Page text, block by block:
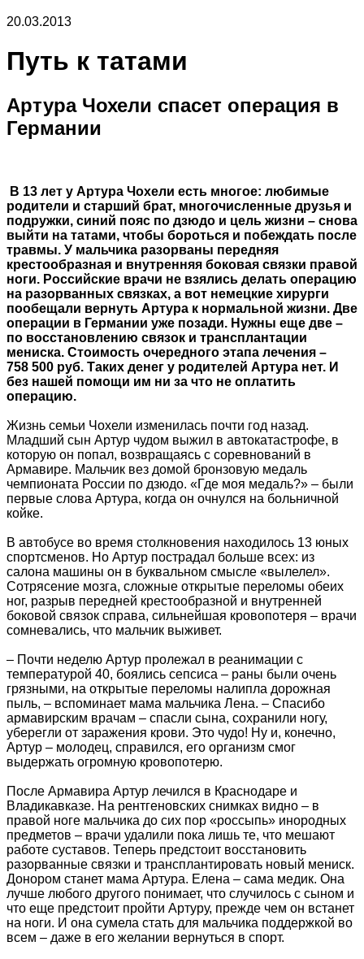
20.03.2013
Путь к татами
Артура Чохели спасет операция в
Германии
В 13 лет у Артура Чохели есть многое: любимые
родители и старший брат, многочисленные друзья и
подружки, синий пояс по дзюдо и цель жизни – снова
выйти на татами, чтобы бороться и побеждать после
травмы. У мальчика разорваны передняя
крестообразная и внутренняя боковая связки правой
ноги. Российские врачи не взялись делать операцию
на разорванных связках, а вот немецкие хирурги
пообещали вернуть Артура к нормальной жизни. Две
операции в Германии уже позади. Нужны еще две –
по восстановлению связок и трансплантации
мениска. Стоимость очередного этапа лечения –
758 500 руб. Таких денег у родителей Артура нет. И
без нашей помощи им ни за что не оплатить
операцию.
Жизнь семьи Чохели изменилась почти год назад.
Младший сын Артур чудом выжил в автокатастрофе, в
которую он попал, возвращаясь с соревнований в
Армавире. Мальчик вез домой бронзовую медаль
чемпионата России по дзюдо. «Где моя медаль?» – были
первые слова Артура, когда он очнулся на больничной
койке.
В автобусе во время столкновения находилось 13 юных
спортсменов. Но Артур пострадал больше всех: из
салона машины он в буквальном смысле «вылелел».
Сотрясение мозга, сложные открытые переломы обеих
ног, разрыв передней крестообразной и внутренней
боковой связок справа, сильнейшая кровопотеря – врачи
сомневались, что мальчик выживет.
– Почти неделю Артур пролежал в реанимации с
температурой 40, боялись сепсиса – раны были очень
грязными, на открытые переломы налипла дорожная
пыль, – вспоминает мама мальчика Лена. – Спасибо
армавирским врачам – спасли сына, сохранили ногу,
уберегли от заражения крови. Это чудо! Ну и, конечно,
Артур – молодец, справился, его организм смог
выдержать огромную кровопотерю.
После Армавира Артур лечился в Краснодаре и
Владикавказе. На рентгеновских снимках видно – в
правой ноге мальчика до сих пор «россыпь» инородных
предметов – врачи удалили пока лишь те, что мешают
работе суставов. Теперь предстоит восстановить
разорванные связки и трансплантировать новый мениск.
Донором станет мама Артура. Елена – сама медик. Она
лучше любого другого понимает, что случилось с сыном и
что еще предстоит пройти Артуру, прежде чем он встанет
на ноги. И она сумела стать для мальчика поддержкой во
всем – даже в его желании вернуться в спорт.